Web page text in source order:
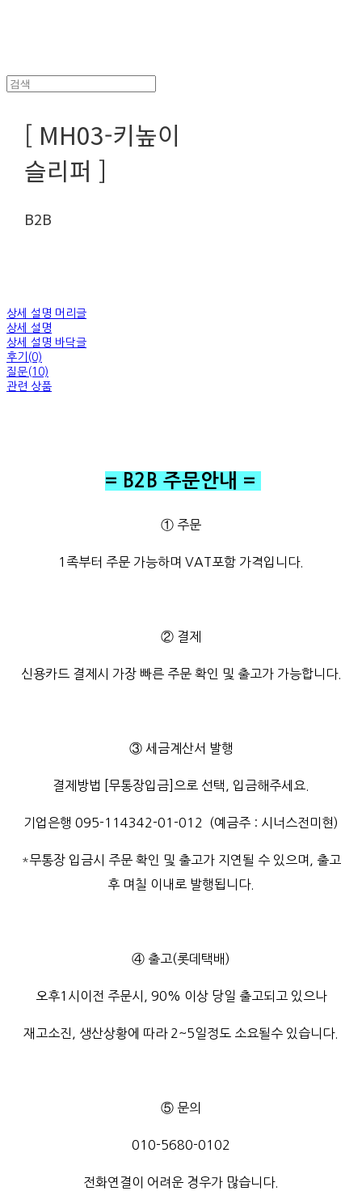
[ MH03-키높이
슬리퍼 ]
B2B
상세 설명 머리글
상세 설명
상세 설명 바닥글
후기(0)
질문(10)
관련 상품
= B2B 주문안내 =
① 주문
1족부터 주문 가능하며 VAT포함 가격입니다.
② 결제
신용카드 결제시 가장 빠른 주문 확인 및 출고가 가능합니다.
③ 세금계산서 발행
결제방법 [무통장입금]으로 선택, 입금해주세요.
기업은행 095-114342-01-012 (예금주 : 시너스전미현)
*무통장 입금시 주문 확인 및 출고가 지연될 수 있으며, 출고
후 며칠 이내로 발행됩니다.
④ 출고(롯데택배)
오후1시이전 주문시, 90% 이상 당일 출고되고 있으나
재고소진, 생산상황에 따라 2~5일정도 소요될수 있습니다.
⑤ 문의
010-5680-0102
전화연결이 어려운 경우가 많습니다.